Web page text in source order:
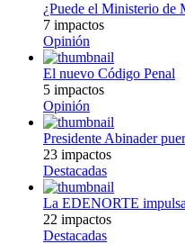
¿Puede el Ministerio de
7 impactos
Opinión
El nuevo Código Penal
5 impactos
Opinión
Presidente Abinader
23 impactos
Destacadas
La EDENORTE
22 impactos
Destacadas